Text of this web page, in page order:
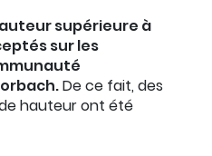
supérieure à
sur les
De ce fait, des
hauteur ont été